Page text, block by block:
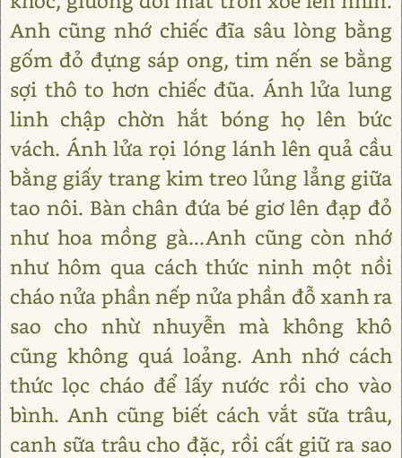
Anh cũng nhớ chiếc đĩa sâu lòng bằng
gốm đỏ đựng sáp ong, tim nến se bằng
sợi thô to hơn chiếc đũa. Ánh lửa lung
linh chập chờn hắt bóng họ lên bức
vách. Ánh lửa rọi lóng lánh lên quả cầu
bằng giấy trang kim treo lủng lẳng giữa
tao nôi. Bàn chân đứa bé giơ lên đạp đỏ
như hoa mồng gà...Anh cũng còn nhớ
như hôm qua cách thức ninh một nồi
cháo nửa phần nếp nửa phần đỗ xanh ra
sao cho nhừ nhuyễn mà không khô
cũng không quá loảng. Anh nhớ cách
thức lọc cháo để lấy nước rồi cho vào
bình. Anh cũng biết cách vắt sữa trâu,
canh sữa trâu cho đặc, rồi cất giữ ra sao